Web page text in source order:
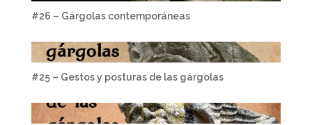
#26 – Gárgolas contemporáneas
#25 – Gestos y posturas de las gárgolas